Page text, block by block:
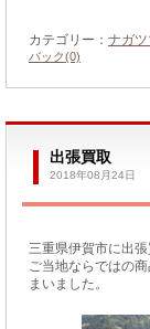
カテゴリー： ナガ
バック(0)
出張買取
2018年08月24日
三重県伊賀市に出
ご当地ならではの
まいました。